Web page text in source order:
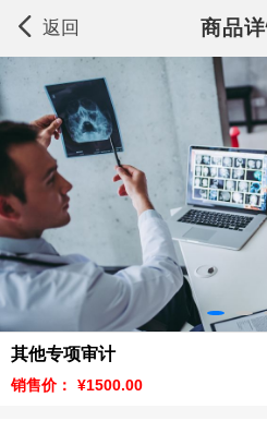
返回 商品
其他专项审计
销售价： ¥1500.00